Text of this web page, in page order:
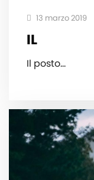
13 marzo 2019
IL
Il posto…